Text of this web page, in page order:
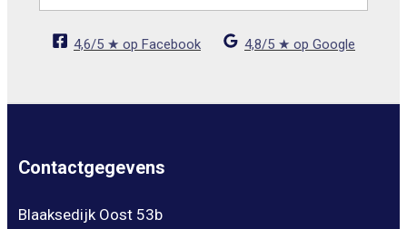
4,6/5 ★ op Facebook 4,8/5 ★ op Google
Contactgegevens
Blaaksedijk Oost 53b